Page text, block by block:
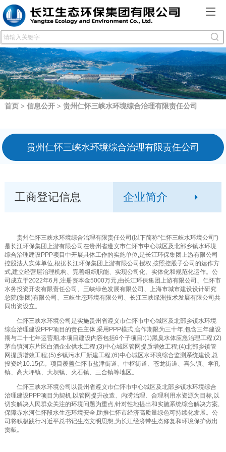
首页 > 信息公开 > 贵州仁怀三峡水环境综合治理有限责任公司
贵州仁怀三峡水环境综合治理有限责任公司
工商登记信息 企业简介
贵州仁怀三峡水环境综合治理有限责任公司(以下简称“仁怀三峡水环境公司”)
是长江环保集团上游有限公司在贵州省遵义市仁怀市中心城区及北部乡镇水环境
综合治理建设PPP项目中开展具体工作的实施单位,是长江环保集团上游有限公司
控股法人实体单位,根据长江环保集团上游有限公司授权,按照控股子公司的运作方
式,建立经营层治理机构、完善组织职能、实现公司化、实体化和规范化运作。公
司成立于2022年6月,注册资本金5000万元,由长江环保集团上游有限公司、仁怀市
水务投资开发有限责任公司、三峡绿色发展有限公司、上海市城市建设设计研究
总院(集团)有限公司、三峡生态环境有限公司、长江三峡绿洲技术发展有限公司共
同出资设立。
仁怀三峡水环境公司是实施贵州省遵义市仁怀市中心城区及北部乡镇水环境
综合治理建设PPP项目的责任主体,采用PPP模式,合作期限为三十年,包含三年建设
期与二十七年运营期,本项目建设内容包括6个子项目:(1)黑臭水体应急治理工程;(2)
茅台镇河东片区白酒企业供水工程;(3)中心城区管网提质增效工程;(4)北部乡镇管
网提质增效工程;(5)乡镇污水厂新建工程;(6)中心城区水环境综合监测系统建设,总
投资约10.15亿。项目覆盖仁怀市盐津街道、中枢街道、苍龙街道、喜头镇、学孔
镇、高大坪镇、大坝镇、火石镇、三合镇等地区。
仁怀三峡水环境公司以贵州省遵义市仁怀市中心城区及北部乡镇水环境综合
治理建设PPP项目为契机,以管网提升改造、内涝治理、合理利用水资源为目标,以
切实解决人民群众关注的环境问题为重点,针对性地提出和实施系统综合解决方案,
保障赤水河仁怀段水生态环境安全,助推仁怀市经济高质量绿色可持续化发展。公
司将积极践行习近平总书记生态文明思想,为长江经济带生态修复和环境保护做出
贡献。